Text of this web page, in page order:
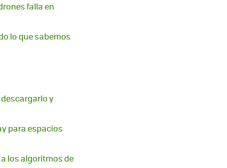
falla en
lo que sabemos
descargarlo y
para espacios
los algoritmos de